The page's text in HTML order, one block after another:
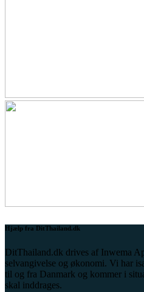
Hjælp fra DitThailand.dk
DitThailand.dk drives af Inwema
selvangivelse og økonomi. Vi har
til og fra Danmark og kommer i
skal inddrages.